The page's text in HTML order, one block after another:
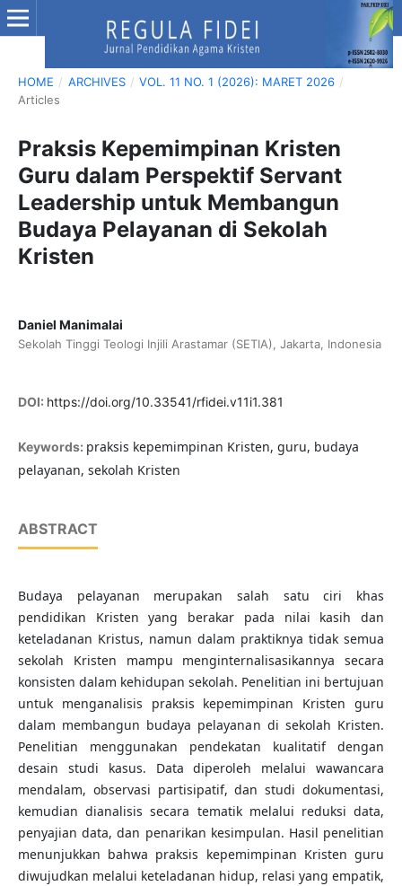
HOME / ARCHIVES / VOL. 11 NO. 1 (2026): MARET 2026 /
Articles
Praksis Kepemimpinan Kristen
Guru dalam Perspektif Servant
Leadership untuk Membangun
Budaya Pelayanan di Sekolah
Kristen
Daniel Manimalai
Sekolah Tinggi Teologi Injili Arastamar (SETIA), Jakarta, Indonesia
DOI: https://doi.org/10.33541/rfidei.v11i1.381
Keywords: praksis kepemimpinan Kristen, guru, budaya
pelayanan, sekolah Kristen
ABSTRACT
Budaya pelayanan merupakan salah satu ciri khas
pendidikan Kristen yang berakar pada nilai kasih dan
keteladanan Kristus, namun dalam praktiknya tidak semua
sekolah Kristen mampu menginternalisasikannya secara
konsisten dalam kehidupan sekolah. Penelitian ini bertujuan
untuk menganalisis praksis kepemimpinan Kristen guru
dalam membangun budaya pelayanan di sekolah Kristen.
Penelitian menggunakan pendekatan kualitatif dengan
desain studi kasus. Data diperoleh melalui wawancara
mendalam, observasi partisipatif, dan studi dokumentasi,
kemudian dianalisis secara tematik melalui reduksi data,
penyajian data, dan penarikan kesimpulan. Hasil penelitian
menunjukkan bahwa praksis kepemimpinan Kristen guru
diwujudkan melalui keteladanan hidup, relasi yang empatik,